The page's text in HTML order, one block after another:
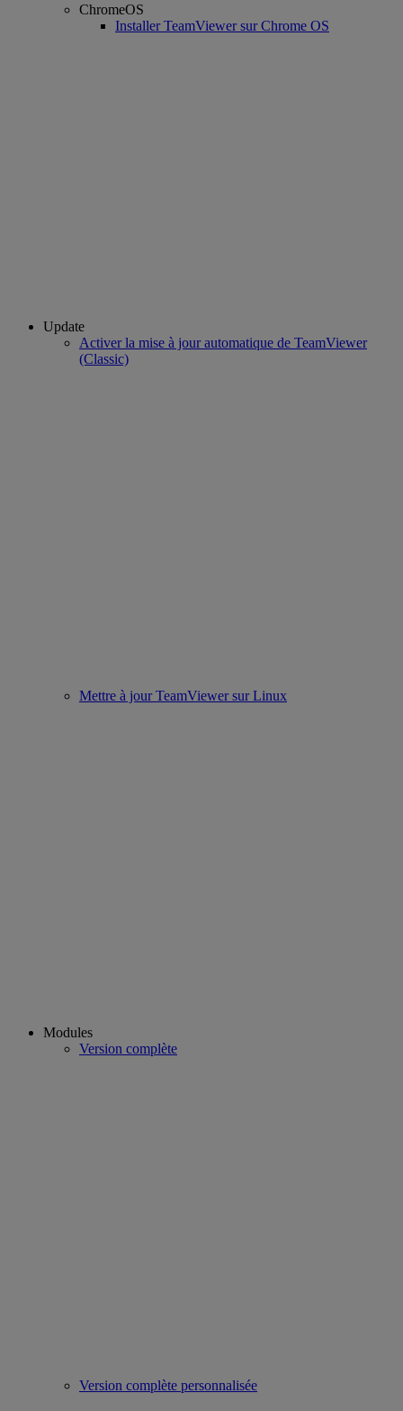
ChromeOS
Installer TeamViewer sur Chrome OS
Update
Activer la mise à jour automatique de TeamViewer
(Classic)
Mettre à jour TeamViewer sur Linux
Modules
Version complète
Version complète personnalisée